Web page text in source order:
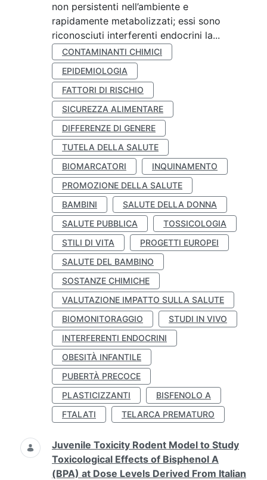
non persistenti nell’ambiente e
rapidamente metabolizzati; essi sono
riconosciuti interferenti endocrini la...
CONTAMINANTI CHIMICI
EPIDEMIOLOGIA
FATTORI DI RISCHIO
SICUREZZA ALIMENTARE
DIFFERENZE DI GENERE
TUTELA DELLA SALUTE
BIOMARCATORI
INQUINAMENTO
PROMOZIONE DELLA SALUTE
BAMBINI
SALUTE DELLA DONNA
SALUTE PUBBLICA
TOSSICOLOGIA
STILI DI VITA
PROGETTI EUROPEI
SALUTE DEL BAMBINO
SOSTANZE CHIMICHE
VALUTAZIONE IMPATTO SULLA SALUTE
BIOMONITORAGGIO
STUDI IN VIVO
INTERFERENTI ENDOCRINI
OBESITÀ INFANTILE
PUBERTÀ PRECOCE
PLASTICIZZANTI
BISFENOLO A
FTALATI
TELARCA PREMATURO
Juvenile Toxicity Rodent Model to Study
Toxicological Effects of Bisphenol A
(BPA) at Dose Levels Derived From Italian